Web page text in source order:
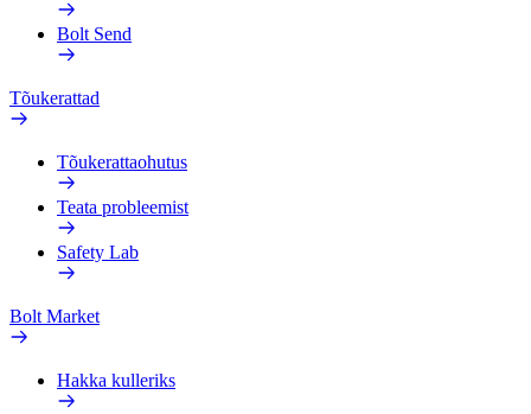
Bolt Send
Tõukerattad
Tõukerattaohutus
Teata probleemist
Safety Lab
Bolt Market
Hakka kulleriks